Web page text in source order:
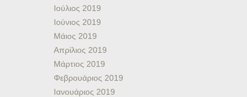
Ιούλιος 2019
Ιούνιος 2019
Μάιος 2019
Απρίλιος 2019
Μάρτιος 2019
Φεβρουάριος 2019
Ιανουάριος 2019